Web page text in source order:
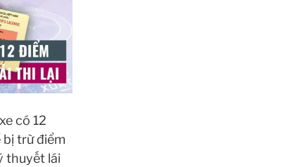
có 12
trừ điểm
thuyết lái